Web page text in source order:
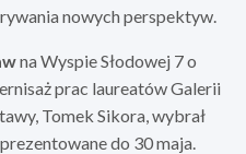
nowych perspektyw.
na Wyspie Słodowej 7 o
prac laureatów Galerii
Tomek Sikora, wybrał
do 30 maja.